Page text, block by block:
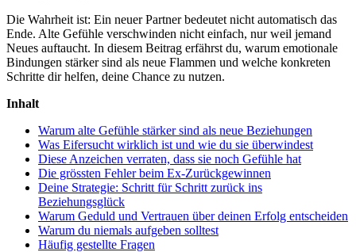
Die Wahrheit ist: Ein neuer Partner bedeutet nicht automatisch das
Ende. Alte Gefühle verschwinden nicht einfach, nur weil jemand
Neues auftaucht. In diesem Beitrag erfährst du, warum emotionale
Bindungen stärker sind als neue Flammen und welche konkreten
Schritte dir helfen, deine Chance zu nutzen.
Inhalt
Warum alte Gefühle stärker sind als neue Beziehungen
Was Eifersucht wirklich ist und wie du sie überwindest
Diese Anzeichen verraten, dass sie noch Gefühle hat
Die grössten Fehler beim Ex-Zurückgewinnen
Deine Strategie: Schritt für Schritt zurück ins
Beziehungsglück
Warum Geduld und Vertrauen über deinen Erfolg entscheiden
Warum du niemals aufgeben solltest
Häufig gestellte Fragen